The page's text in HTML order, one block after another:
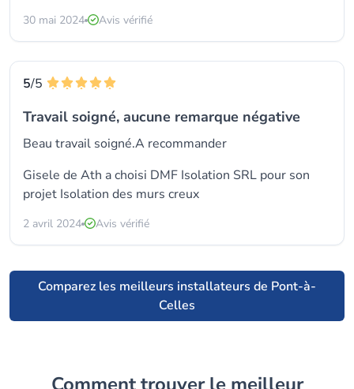
30 mai 2024 Avis vérifié
5/5
Travail soigné, aucune remarque négative
Beau travail soigné.A recommander
Gisele de Ath a choisi DMF Isolation SRL pour son
projet Isolation des murs creux
2 avril 2024 Avis vérifié
Comparez les meilleurs installateurs de Pont-à-
Celles